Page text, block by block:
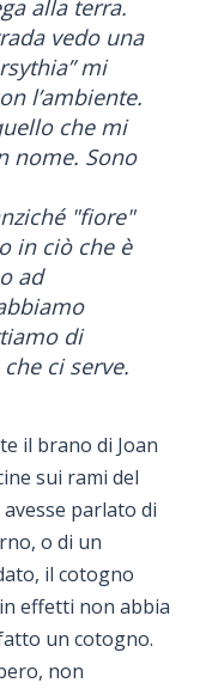
alla terra.
vedo una
mi
l’ambiente.
che mi
nome. Sono
"fiore"
in ciò che è
ad
di
ci serve.
il brano di Joan
sui rami del
parlato di
o di un
il cotogno
effetti non abbia
un cotogno.
non